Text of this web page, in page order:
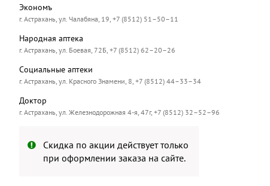
Экономъ
г. Астрахань, ул. Чалабяна, 19, +7 (8512) 51–50–11
Народная аптека
г. Астрахань, ул. Боевая, 72Б, +7 (8512) 62–20–26
Социальные аптеки
г. Астрахань, ул. Красного Знамени, 8, +7 (8512) 44–33–34
Доктор
г. Астрахань, ул. Железнодорожная 4-я, 47г, +7 (8512) 32–52–96
Скидка по акции действует только
при оформлении заказа на сайте.